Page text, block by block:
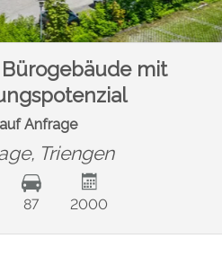
mit
Anfrage
Triengen
87 2000